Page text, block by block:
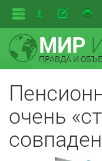
МИР
ПРАВДА И
очень